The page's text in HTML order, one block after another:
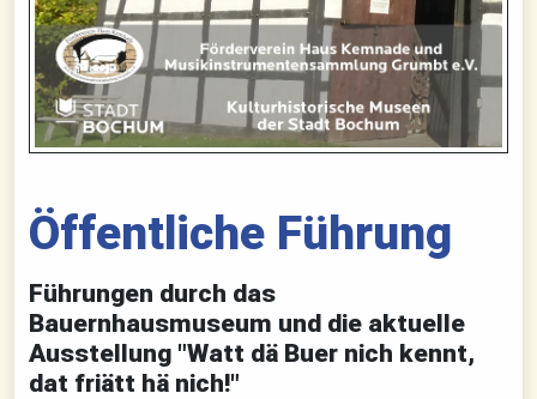
Öffentliche Führung
Führungen durch das
Bauernhausmuseum und die aktuelle
Ausstellung "Watt dä Buer nich kennt,
dat friätt hä nich!"